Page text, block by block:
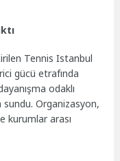
Tennis Istanbul
gücü etrafında
odaklı
sundu. Organizasyon,
kurumlar arası